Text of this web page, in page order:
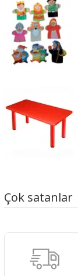
Çok satanlar